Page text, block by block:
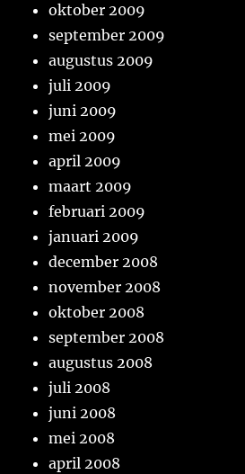
oktober 2009
september 2009
augustus 2009
juli 2009
juni 2009
mei 2009
april 2009
maart 2009
februari 2009
januari 2009
december 2008
november 2008
oktober 2008
september 2008
augustus 2008
juli 2008
juni 2008
mei 2008
april 2008